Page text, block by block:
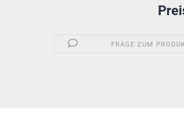
FRAGE ZUM